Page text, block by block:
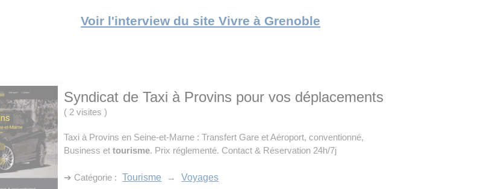
Voir l'interview du site Vivre à Grenoble
Syndicat de Taxi à Provins pour vos déplacements
( 2 visites)
Taxi à Provins en Seine-et-Marne : Transfert Gare et Aéroport, conventionné,
Business ettourisme. Prix réglementé. Contact & Réservation 24h/7j
➔ Catégorie : Tourisme → Voyages